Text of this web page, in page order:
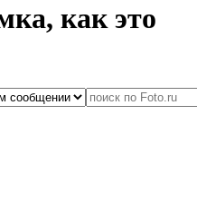
как это